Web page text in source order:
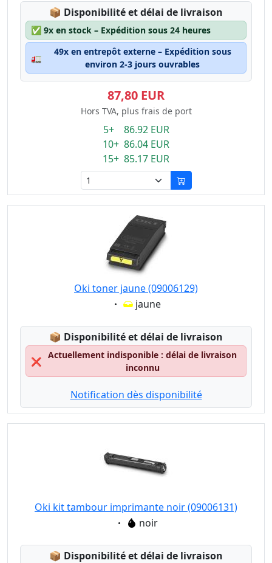
📦 Lagerstatus:
Disponibilité et délai de livraison
✅ 9x en stock – Expédition sous 24 heures
🚛
49x en entrepôt externe – Expédition sous
environ 2-3 jours ouvrables
87,80 EUR
Hors TVA, plus frais de port
5+ 86.92 EUR
10+ 86.04 EUR
15+ 85.17 EUR
Oki toner jaune (09006129)
Eigenschaft:
jaune
📦 Lagerstatus:
Disponibilité et délai de livraison
❌
Actuellement indisponible : délai de livraison
inconnu
Notification dès disponibilité
Oki kit tambour imprimante noir (09006131)
Eigenschaft:
noir
📦 Lagerstatus:
Disponibilité et délai de livraison